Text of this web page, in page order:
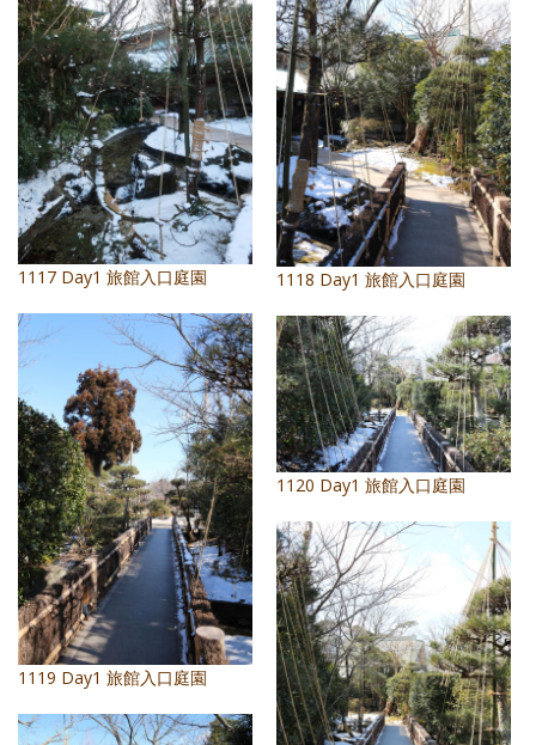
1117 Day1 旅館入口庭園 1118 Day1 旅館入口庭園
1119 Day1 旅館入口庭園
1120 Day1 旅館入口庭園